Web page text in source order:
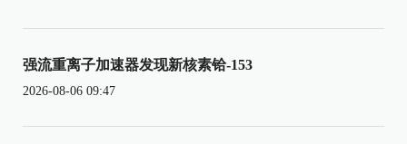
强流重离子加速器发现新核素铪-153
2026-08-06 09:47